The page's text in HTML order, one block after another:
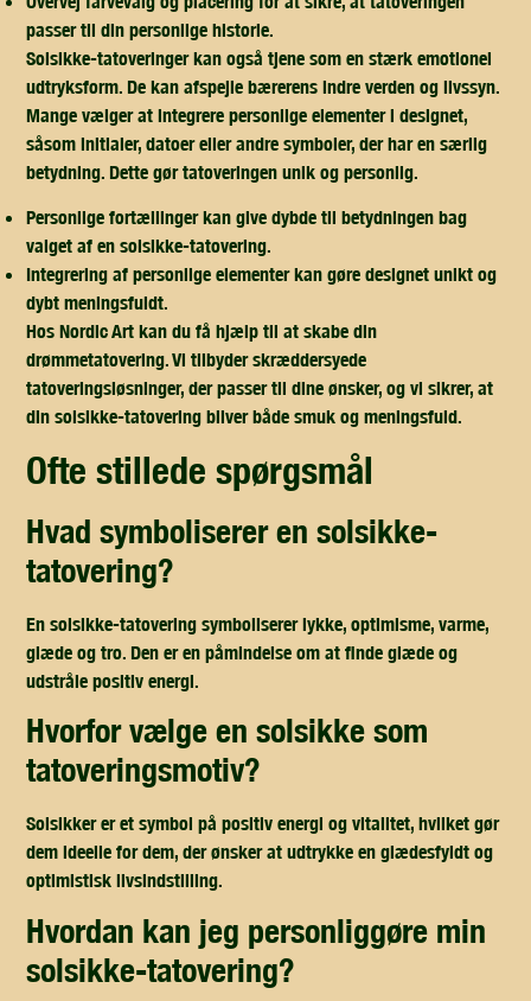
passer til din personlige historie.
Solsikke-tatoveringer kan også tjene som en stærk emotionel
udtryksform. De kan afspejle bærerens indre verden og livssyn.
Mange vælger at integrere personlige elementer i designet,
såsom initialer, datoer eller andre symboler, der har en særlig
betydning. Dette gør tatoveringen unik og personlig.
Personlige fortællinger kan give dybde til betydningen bag
valget af en solsikke-tatovering.
Integrering af personlige elementer kan gøre designet unikt og
dybt meningsfuldt.
Hos Nordic Art kan du få hjælp til at skabe din
drømmetatovering. Vi tilbyder skræddersyede
tatoveringsløsninger, der passer til dine ønsker, og vi sikrer, at
din solsikke-tatovering bliver både smuk og meningsfuld.
ofte stillede spørgsmål
hvad symboliserer en solsikke-
tatovering?
En solsikke-tatovering symboliserer lykke, optimisme, varme,
glæde og tro. Den er en påmindelse om at finde glæde og
udstråle positiv energi.
hvorfor vælge en solsikke som
tatoveringsmotiv?
Solsikker er et symbol på positiv energi og vitalitet, hvilket gør
dem ideelle for dem, der ønsker at udtrykke en glædesfyldt og
optimistisk livsindstilling.
hvordan kan jeg personliggøre min
solsikke-tatovering?